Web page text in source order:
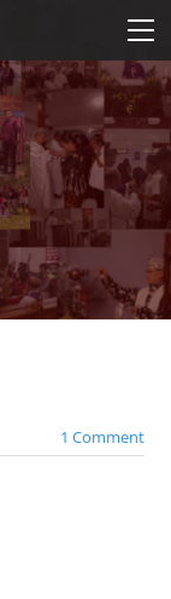
1 Comment